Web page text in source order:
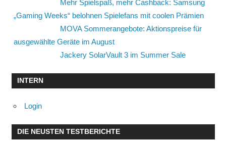
Mehr Spielspaß, mehr Cashback: Samsung
„Gaming Weeks“ belohnen Spielefans mit coolen Prämien
MOVA Sommerangebote: Aktionspreise für
ausgewählte Geräte im August
Jackery SolarVault 3 im Summer Sale
INTERN
Login
DIE NEUSTEN TESTBERICHTE